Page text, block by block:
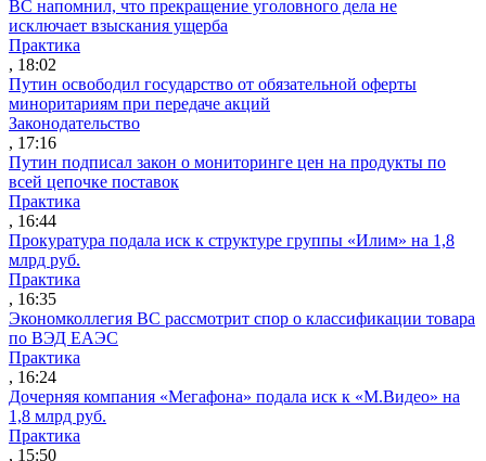
ВС напомнил, что прекращение уголовного дела не
исключает взыскания ущерба
Практика
, 18:02
Путин освободил государство от обязательной оферты
миноритариям при передаче акций
Законодательство
, 17:16
Путин подписал закон о мониторинге цен на продукты по
всей цепочке поставок
Практика
, 16:44
Прокуратура подала иск к структуре группы «Илим» на 1,8
млрд руб.
Практика
, 16:35
Экономколлегия ВС рассмотрит спор о классификации товара
по ВЭД ЕАЭС
Практика
, 16:24
Дочерняя компания «Мегафона» подала иск к «М.Видео» на
1,8 млрд руб.
Практика
, 15:50